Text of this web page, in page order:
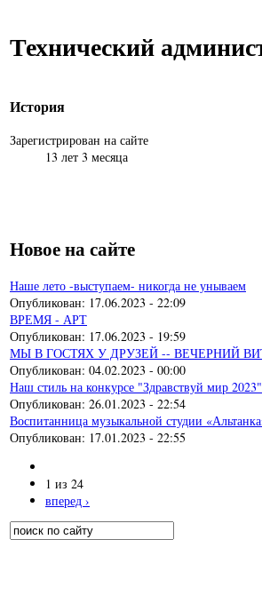
Технический
История
Зарегистрирован на сайте
13 лет 3 месяца
Новое на сайте
Наше лето -выступаем- никогда не унываем
Опубликован: 17.06.2023 - 22:09
ВРЕМЯ - АРТ
Опубликован: 17.06.2023 - 19:59
МЫ В ГОСТЯХ У ДРУЗЕЙ -- ВЕЧЕРНИЙ
Опубликован: 04.02.2023 - 00:00
Наш стиль на конкурсе "Здравствуй мир 2023"
Опубликован: 26.01.2023 - 22:54
Воспитанница музыкальной студии
Опубликован: 17.01.2023 - 22:55
1 из 24
вперед ›
Поиск